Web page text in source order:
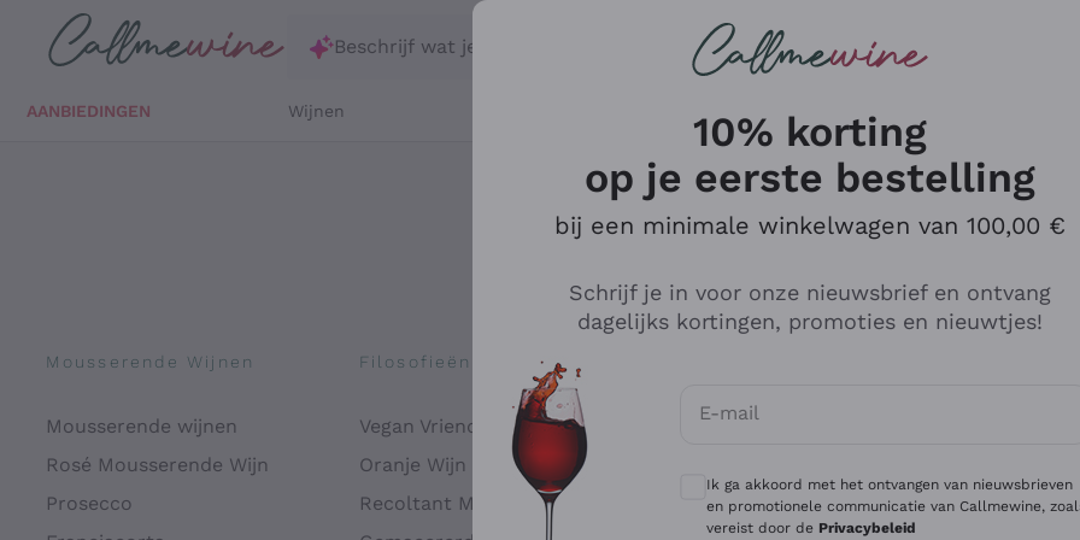
Ga direct naar de hoofdinhoud
Beschrijf wat je zoekt
AANBIEDINGEN Wijnen
Mousserende Wijnen
Mousserende wijnen
Rosé Mousserende Wijn
Prosecco
Filosofieën
Vegan Vriendelijk
Oranje Wijn
Recoltant Manipulant
Antinori
Ca' del Bosco
Gavi
10% korting
op je eerste bestelling
bij een minimale winkelwagen van 100,00 €
Schrijf je in voor onze nieuwsbrief en ontvang
dagelijks kortingen, promoties en nieuwtjes!
E-mail
Optionele toestemmingen om
Ik ga akkoord met het ontvangen van nieuwsbrieven
en promotionele communicatie van Callmewine,
vereist door de Privacybeleid